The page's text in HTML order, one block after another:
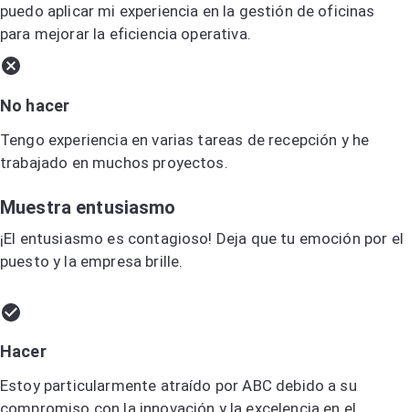
puedo aplicar mi experiencia en la gestión de oficinas
para mejorar la eficiencia operativa.
No hacer
Tengo experiencia en varias tareas de recepción y he
trabajado en muchos proyectos.
Muestra entusiasmo
¡El entusiasmo es contagioso! Deja que tu emoción por el
puesto y la empresa brille.
Hacer
Estoy particularmente atraído por ABC debido a su